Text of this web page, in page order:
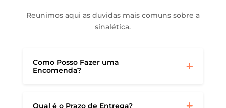
Reunimos aqui as duvidas mais comuns sobre a
sinalética.
Como Posso Fazer uma
Encomenda?
Qual é o Prazo de Entrega?